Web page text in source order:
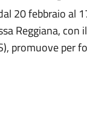
20 febbraio al
Reggiana,
promuove per